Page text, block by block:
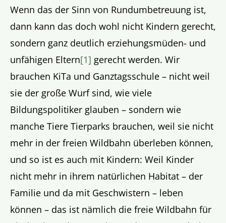
Wenn das der Sinn von Rundumbetreuung ist,
dann kann das doch wohl nicht Kindern gerecht,
sondern ganz deutlich erziehungsmüden- und
unfähigen Eltern[1] gerecht werden. Wir
brauchen KiTa und Ganztagsschule – nicht weil
sie der große Wurf sind, wie viele
Bildungspolitiker glauben – sondern wie
manche Tiere Tierparks brauchen, weil sie nicht
mehr in der freien Wildbahn überleben können,
und so ist es auch mit Kindern: Weil Kinder
nicht mehr in ihrem natürlichen Habitat – der
Familie und da mit Geschwistern – leben
können – das ist nämlich die freie Wildbahn für